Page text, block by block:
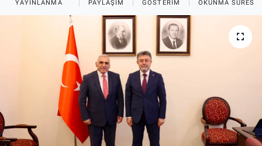
YAYINLANMA PAYLAŞIM GÖSTERIM OKUNMA SÜRESI